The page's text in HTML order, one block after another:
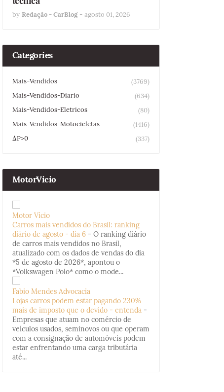
by Redação - CarBlog - agosto 01, 2026
Categories
Mais-Vendidos
(3769)
Mais-Vendidos-Diario
(634)
Mais-Vendidos-Eletricos
(80)
Mais-Vendidos-Motocicletas
(1416)
ΔP>0
(337)
MotorVicio
Motor Vício
Carros mais vendidos do Brasil: ranking
diário de agosto - dia 6 - O ranking diário
de carros mais vendidos no Brasil,
atualizado com os dados de vendas do dia
*5 de agosto de 2026*, apontou o
*Volkswagen Polo* como o mode...
Fabio Mendes Advocacia
Lojas carros podem estar pagando 230%
mais de imposto que o devido - entenda -
Empresas que atuam no comércio de
veículos usados, seminovos ou que operam
com a consignação de automóveis podem
estar enfrentando uma carga tributária
até...